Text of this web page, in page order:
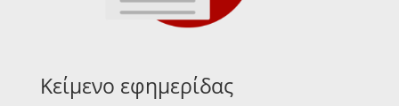
Κείμενο εφημερίδας